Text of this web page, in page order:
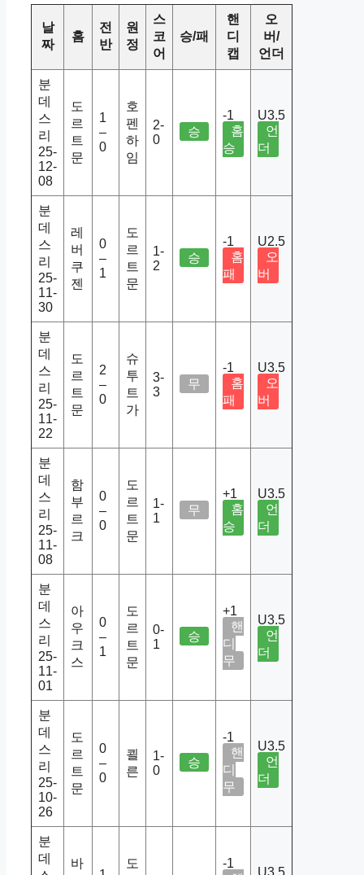
날
짜
홈
전
반
원
정
스
코
어
승/패
핸
디
캡
오
버/
언더
분
데
스
리
25-
12-
08
도
르
트
문
1
–
0
호
펜
하
임
2-
0
승
-1
홈
승
U3.5
언
더
분
데
스
리
25-
11-
30
레
버
쿠
젠
0
–
1
도
르
트
문
1-
2
승
-1
홈
패
U2.5
오
버
분
데
스
리
25-
11-
22
도
르
트
문
2
–
0
슈
투
트
가
3-
3
무
-1
홈
패
U3.5
오
버
분
데
스
리
25-
11-
08
함
부
르
크
0
–
0
도
르
트
문
1-
1
무
+1
홈
승
U3.5
언
더
분
데
스
리
25-
11-
01
아
우
크
스
0
–
1
도
르
트
문
0-
1
승
+1
핸
디
무
U3.5
언
더
분
데
스
리
25-
10-
26
도
르
트
문
0
–
0
쾰
른
1-
0
승
-1
핸
디
무
U3.5
언
더
분
데
바
도
-1
U3.5